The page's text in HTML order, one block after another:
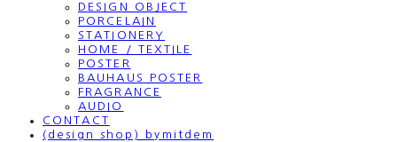
DESIGN OBJECT
PORCELAIN
STATIONERY
HOME / TEXTILE
POSTER
BAUHAUS POSTER
FRAGRANCE
AUDIO
CONTACT
(design shop) bymitdem